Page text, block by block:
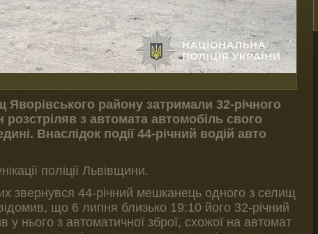
району затримали 32-річного
розстріляв з автомата автомобіль свого
Внаслідок події 44-річний водій авто
поліції Львівщини.
звернувся 44-річний мешканець одного з селищ
що 6 липня близько 19:10 його 32-річний
у нього з автоматичної зброї, схожої на автомат